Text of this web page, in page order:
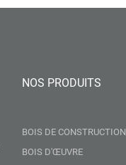
NOS PRODUITS
BOIS DE CONSTRUCTION
BOIS D'ŒUVRE